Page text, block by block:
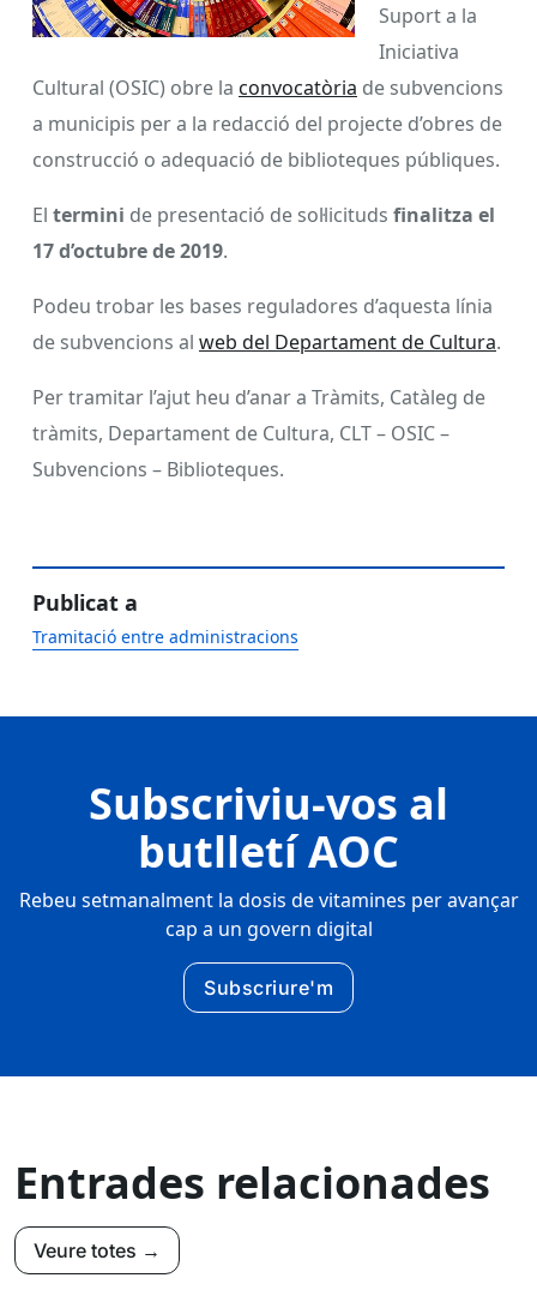
Suport a la
Iniciativa
Cultural (OSIC) obre la convocatòria de subvencions
a municipis per a la redacció del projecte d’obres de
construcció o adequació de biblioteques públiques.
El termini de presentació de sol·licituds finalitza el
17 d’octubre de 2019.
Podeu trobar les bases reguladores d’aquesta línia
de subvencions al web del Departament de Cultura.
Per tramitar l’ajut heu d’anar a Tràmits, Catàleg de
tràmits, Departament de Cultura, CLT – OSIC –
Subvencions – Biblioteques.
Publicat a
Tramitació entre administracions
Subscriviu-vos al
butlletí AOC
Rebeu setmanalment la dosis de vitamines per avançar
cap a un govern digital
Subscriure'm
Entrades relacionades
Veure totes →